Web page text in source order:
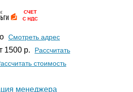
Смотреть адрес
1500 р. Расcчитать
стоимость
менеджера